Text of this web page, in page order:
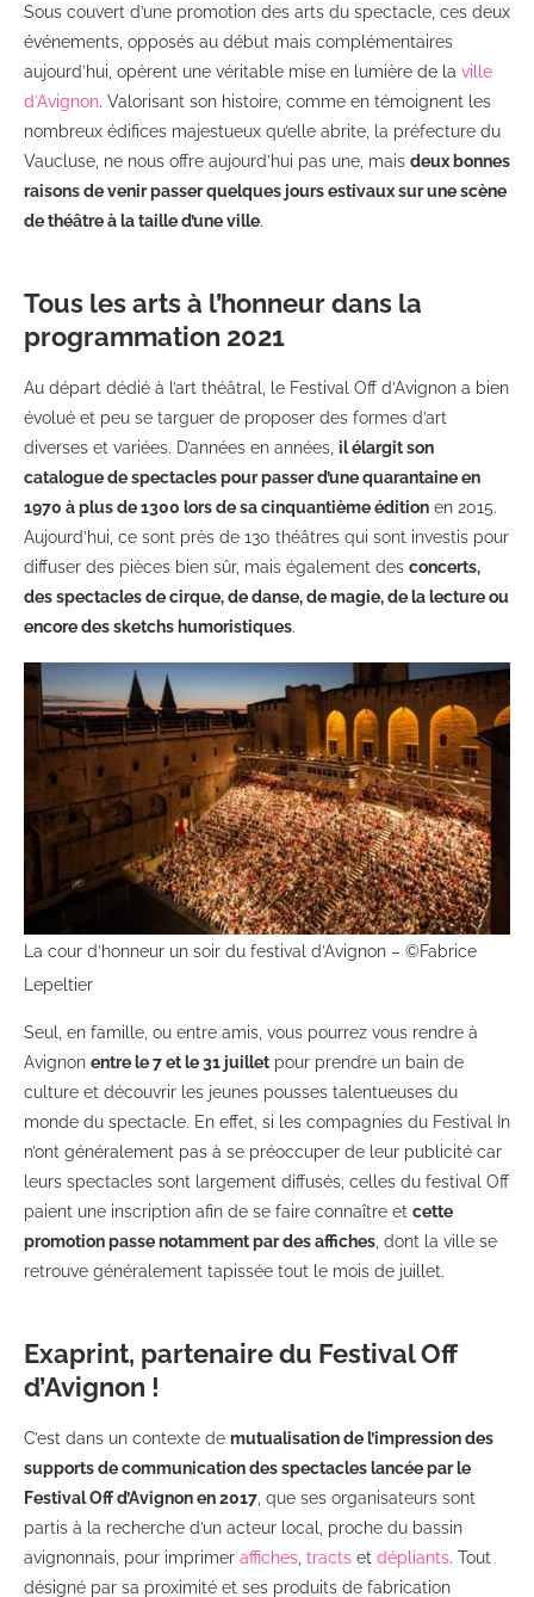
Sous couvert d’une promotion des arts du spectacle, ces deux
événements, opposés au début mais complémentaires
aujourd’hui, opèrent une véritable mise en lumière de la ville
d’Avignon. Valorisant son histoire, comme en témoignent les
nombreux édifices majestueux qu’elle abrite, la préfecture du
Vaucluse, ne nous offre aujourd’hui pas une, mais deux bonnes
raisons de venir passer quelques jours estivaux sur une scène
de théâtre à la taille d’une ville.
Tous les arts à l’honneur dans la
programmation 2021
Au départ dédié à l’art théâtral, le Festival Off d’Avignon a bien
évolué et peu se targuer de proposer des formes d’art
diverses et variées. D’années en années, il élargit son
catalogue de spectacles pour passer d’une quarantaine en
1970 à plus de 1300 lors de sa cinquantième édition en 2015.
Aujourd’hui, ce sont près de 130 théâtres qui sont investis pour
diffuser des pièces bien sûr, mais également des concerts,
des spectacles de cirque, de danse, de magie, de la lecture ou
encore des sketchs humoristiques.
La cour d’honneur un soir du festival d’Avignon – ©Fabrice
Lepeltier
Seul, en famille, ou entre amis, vous pourrez vous rendre à
Avignon entre le 7 et le 31 juillet pour prendre un bain de
culture et découvrir les jeunes pousses talentueuses du
monde du spectacle. En effet, si les compagnies du Festival In
n’ont généralement pas à se préoccuper de leur publicité car
leurs spectacles sont largement diffusés, celles du festival Off
paient une inscription afin de se faire connaître et cette
promotion passe notamment par des affiches , dont la ville se
retrouve généralement tapissée tout le mois de juillet.
Exaprint, partenaire du Festival Off
d’Avignon !
C’est dans un contexte de mutualisation de l’impression des
supports de communication des spectacles lancée par le
Festival Off d’Avignon en 2017 , que ses organisateurs sont
partis à la recherche d’un acteur local, proche du bassin
avignonnais, pour imprimer affiches tracts et dépliants. Tout
désigné par sa proximité et ses produits de fabrication